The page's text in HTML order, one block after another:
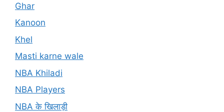
Ghar
Kanoon
Khel
Masti karne wale
NBA Khiladi
NBA Players
NBA के खिलाड़ी